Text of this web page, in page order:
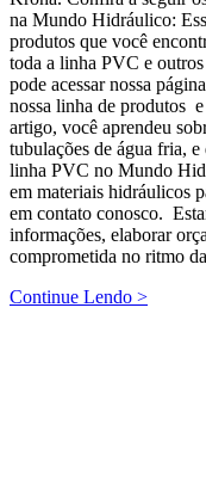
na Mundo Hidráulico:
produtos que você
toda a linha PVC e
pode acessar nossa
nossa linha de produtos
artigo, você aprendeu
tubulações de água fria,
linha PVC no Mundo
em materiais hidráulicos
em contato conosco.
informações, elaborar
comprometida no ritmo
Continue Lendo >